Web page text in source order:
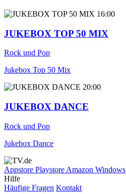
16:00
JUKEBOX TOP 50 MIX
Rock und Pop
Jukebox Top 50 Mix
20:00
JUKEBOX DANCE
Rock und Pop
Jukebox Dance
Appstore Playstore Amazon Windows
Hilfe
Häufige Fragen Kontakt